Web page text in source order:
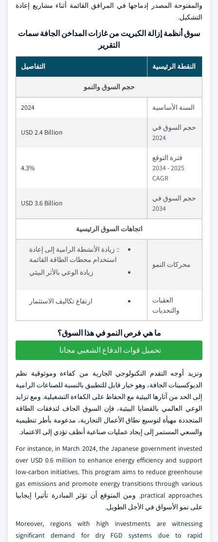
والمفتوحة المصدر إدماجها في المرافق القائمة أثناء مشاريع إعادة
التشكيل.
سوق أنظمة إزالة الكبريت من غازات المداخن الجافة سمات
التقرير
النقطة الرئيسية التفاصيل
حجم السوق والنمو
السنة الأساسية 2024
حجم السوق في
2024
USD 2.4 Billion
فترة التوقع
2025 - 2034
CAGR
4.3%
حجم السوق في
2034
USD 3.6 Billion
اتجاهات السوق الرئيسية
محركات النمو
:: زيادة الأنشطة الرامية إلى إعادة
استخدام محطات الطاقة القائمة
زيادة الوعي بالأثر البيئي
العقبات
والتحديات
ارتفاع تكاليف الاستثمار
ما هي فرص النمو في هذا السوق؟
تحميل قوات الدفاع الشعبي مجانا
وتزيد أوجه التقدم التكنولوجي الجارية من كفاءة وموثوقية نظم
الديوكسينات الجافة، وهو خيار قابل للتطبيق بالنسبة للصناعات الرامية
إلى الحد من آثارها البيئية مع الحفاظ على الكفاءة التشغيلية. ومع تزايد
الوعي العالمي بالقضايا البيئية، فإن السوق الجاف لتدفقات الطاقة
المتجددة مهيأة لتوسيع نطاق الأعمال التجارية، مدعومة بأطر تنظيمية
والسعي المستمر إلى إيجاد عمليات صناعية أنظف تؤدي إلى الاعتماد.
For instance, in March 2024, the Japanese government invested
over USD 0.6 million to enhance energy efficiency and support
low-carbon initiatives. This program aims to reduce greenhouse
gas emissions and promote energy transitions through various
practical approaches. ومن المتوقع أن تؤثر المبادرة تأثيرا إيجابيا
على نمو الأسواق في الأجل الطويل.
Moreover, regions with high investments are witnessing
significant demand for dry FGD systems due to rapid